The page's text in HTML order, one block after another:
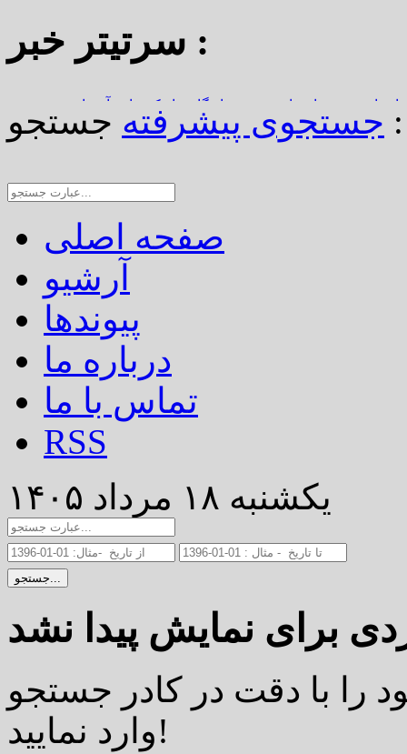
سرتیتر خبر :
استاد محمد نواب‌زاده، چهره ماندگار دیار کریمان، آسمانی شد
املاک/ ضرورت تجدیدنظر در ضوابط احراز تصرفات مالکانه
خانه خشتی جهان / سوگواره ملی چشمه‌سار در رفسنجان
جستجوی پیشرفته جستجو :
صفحه اصلی
آرشیو
پیوندها
درباره ما
تماس با ما
RSS
یکشنبه ۱۸ مرداد ۱۴۰۵
را با دقت در کادر جستجو
وارد نمایید!